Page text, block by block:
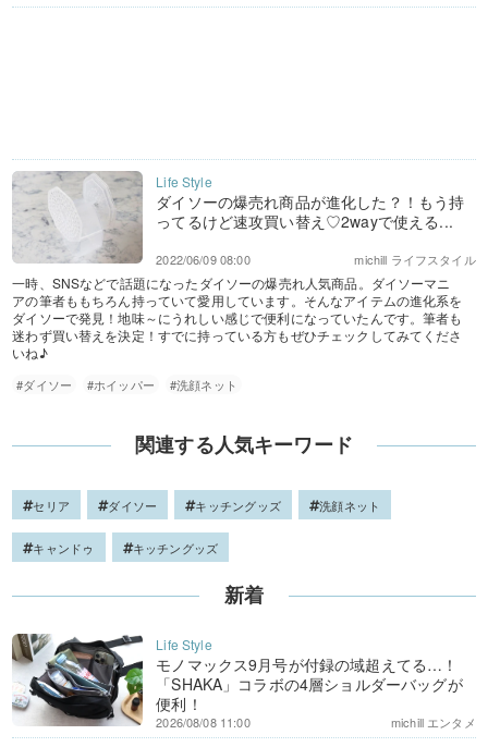
ダイソーの爆売れ商品が進化した？！もう持
ってるけど速攻買い替え♡2wayで使える...
michill ライフスタイル
2022/06/09 08:00
一時、SNSなどで話題になったダイソーの爆売れ人気商品。ダイソーマニ
アの筆者ももちろん持っていて愛用しています。そんなアイテムの進化系を
ダイソーで発見！地味～にうれしい感じで便利になっていたんです。筆者も
迷わず買い替えを決定！すでに持っている方もぜひチェックしてみてくださ
いね♪
#ダイソー #ホイッパー #洗顔ネット
関連する人気キーワード
セリア ダイソー キッチングッズ 洗顔ネット
キャンドゥ キッチングッズ
新着
モノマックス9月号が付録の域超えてる…！
「SHAKA」コラボの4層ショルダーバッグが
便利！
michill エンタメ
2026/08/08 11:00